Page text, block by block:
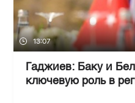
13:07
Гаджиев: Баку и
ключевую роль в